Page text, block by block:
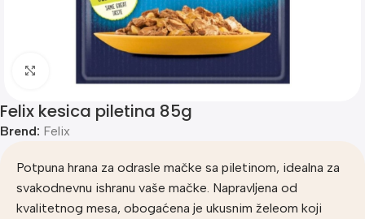
Felix kesica piletina 85g
Brend: Felix
Potpuna hrana za odrasle mačke sa piletinom, idealna za
svakodnevnu ishranu vaše mačke. Napravljena od
kvalitetnog mesa, obogaćena je ukusnim želeom koji